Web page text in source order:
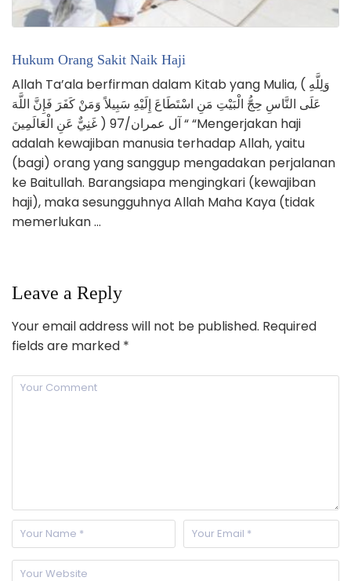
Hukum Orang Sakit Naik Haji
Allah Ta’ala berfirman dalam Kitab yang Mulia, ( وَلِلَّهِ
عَلَى النَّاسِ حِجُّ الْبَيْتِ مَنِ اسْتَطَاعَ إِلَيْهِ سَبِيلاً وَمَنْ كَفَرَ فَإِنَّ اللَّهَ
غَنِيٌّ عَنِ الْعَالَمِينَ ) آل عمران/97 “ “Mengerjakan haji
adalah kewajiban manusia terhadap Allah, yaitu
(bagi) orang yang sanggup mengadakan perjalanan
ke Baitullah. Barangsiapa mengingkari (kewajiban
haji), maka sesungguhnya Allah Maha Kaya (tidak
memerlukan …
Leave a Reply
Your email address will not be published. Required
fields are marked *